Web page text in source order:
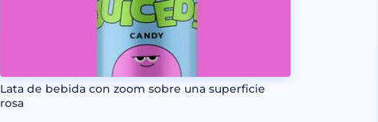
Lata de bebida con zoom sobre una superficie
rosa